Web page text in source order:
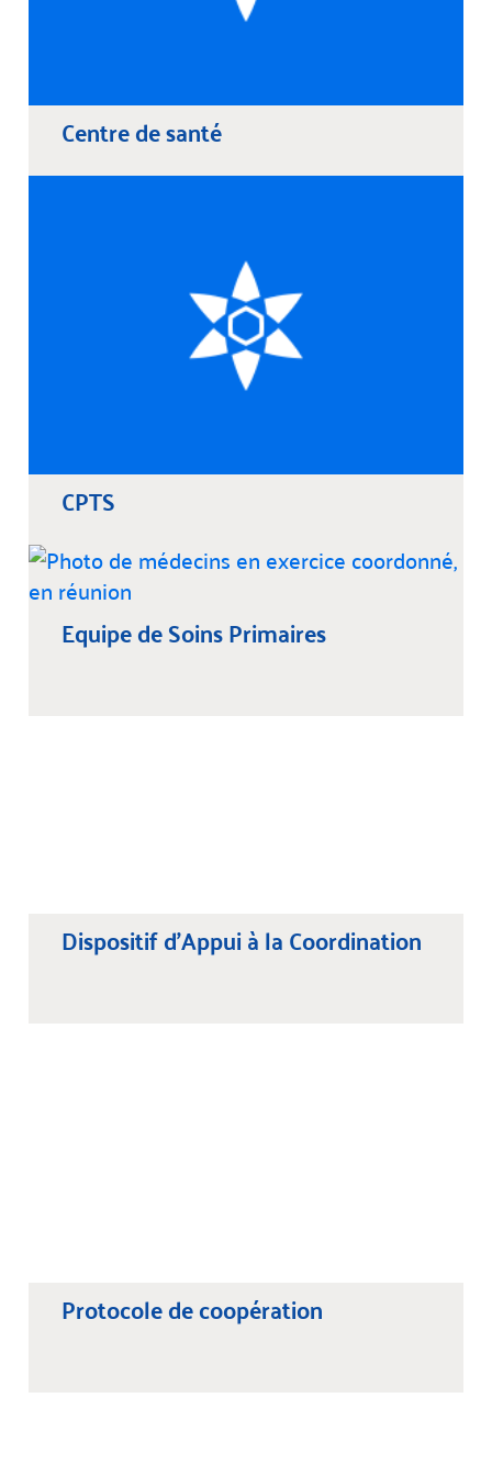
Centre de santé
CPTS
Equipe de Soins Primaires
Dispositif d’Appui à la Coordination
Protocole de coopération